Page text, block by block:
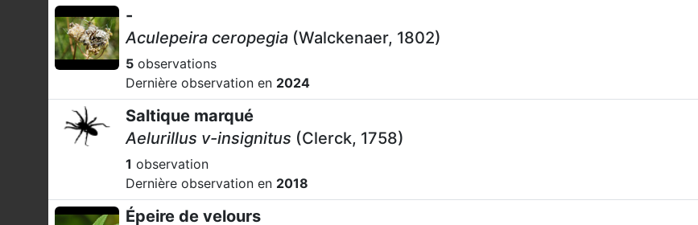
-
Aculepeira ceropegia (Walckenaer, 1802)
5 observations
Dernière observation en 2024
Saltique marqué
Aelurillus v-insignitus (Clerck, 1758)
1 observation
Dernière observation en 2018
Épeire de velours